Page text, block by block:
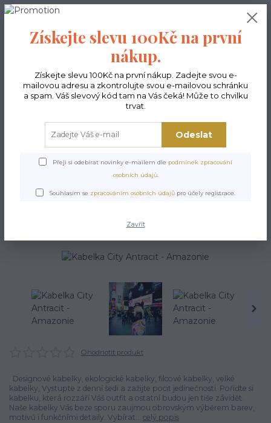
0,00 Kč
Kabelky ekologické Kabelky velké Kabelky City antracit
Kabelka City Antracit -
Ohodnotit produkt
Designové kabelky, ekologické kabelky, filcové kabelky, velké
kabelky, Vystupte z denní šedi a zažijte pocit jedinečnosti. Pořiďte si
kabelku, která rozzáří Váš outfit a ostatní budou jen tiše závidět.
Naše kabelky Vás beze sporu zaujmou obrovským výběrem barev,
motivů i funkčními detaily. Vybírat... celý popis
Získejte slevu 100Kč na první
nákup.
Získejte slevu 100Kč na první nákup. Zadejte svou e-
mailovou adresu a zkontrolujte svou e-mailovou schránku
a spam. Váš slevový kód tam na Vás čeká! Může to chvilku
trvat.
Odeslat
Přeji si odebírat novinky e-mailem dle podmínek zpracování
osobních údajů.
Souhlasím se zpracováním osobních údajů pro účely registrace.
Zavřít